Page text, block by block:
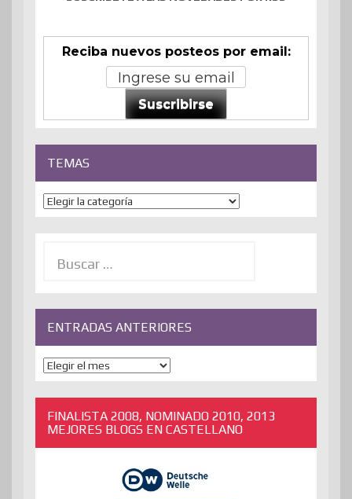
Reciba nuevos posteos por email:
Suscribirse
TEMAS
Temas
ENTRADAS ANTERIORES
ENTRADAS
ANTERIORES
FINALISTA 2008, NOMINADO 2010, 2013
MEJORES BLOGS EN CASTELLANO